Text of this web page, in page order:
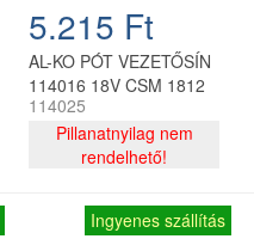
5.215 Ft
AL-KO PÓT VEZETŐSÍN
114016 18V CSM 1812
114025
Pillanatnyilag nem
rendelhető!
Ingyenes szállítás